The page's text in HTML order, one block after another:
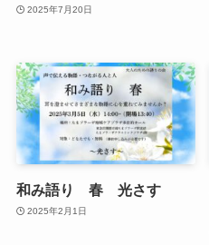
2025年7月20日
和み語り 春 光さす
2025年2月1日